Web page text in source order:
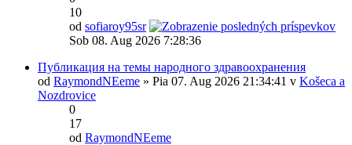
10
od sofiaroy95sr
Sob 08. Aug 2026 7:28:36
Публикация на темы народного здравоохранения
od RaymondNEeme » Pia 07. Aug 2026 21:34:41 v Košeca a
Nozdrovice
0
17
od RaymondNEeme